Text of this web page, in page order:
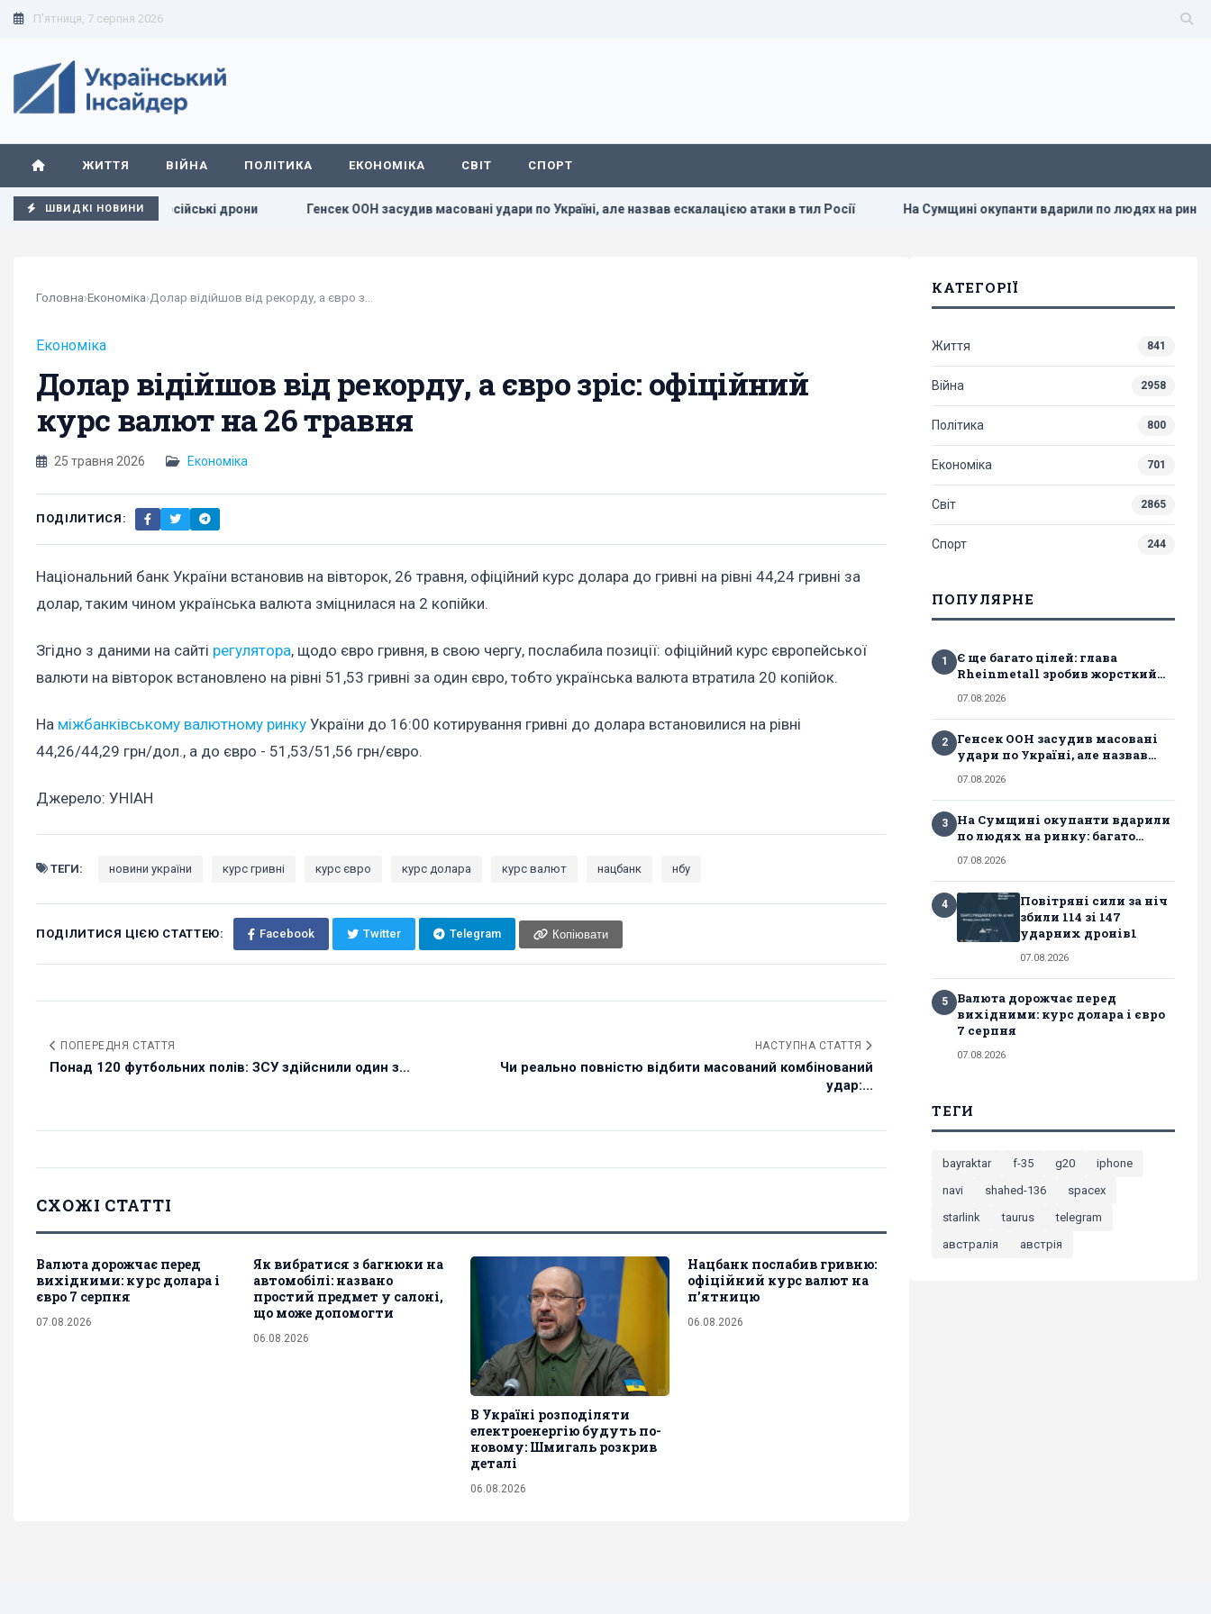
П'ятниця, 7 серпня 2026
ЖИТТЯ ВІЙНА ПОЛІТИКА ЕКОНОМІКА СВІТ СПОРТ
ШВИДКІ НОВИНИ
прогноз про російські дрони Генсек ООН засудив масовані удари по Україні, але назвав ескалацією атаки в тил Росії На Сумщині окупанти вдарили по людях на ринку:
Головна›Економіка›
Економіка
Долар відійшов від рекорду, а євро зріс: офіційний
курс валют на 26 травня
25 травня 2026 Економіка
ПОДІЛИТИСЯ:
Національний банк України встановив на вівторок, 26 травня, офіційний курс долара до гривні на рівні 44,24 гривні за
долар, таким чином українська валюта зміцнилася на 2 копійки.
Згідно з даними на сайті регулятора, щодо євро гривня, в свою чергу, послабила позиції: офіційний курс європейської
валюти на вівторок встановлено на рівні 51,53 гривні за один євро, тобто українська валюта втратила 20 копійок.
На міжбанківському валютному ринку України до 16:00 котирування гривні до долара встановилися на рівні
44,26/44,29 грн/дол., а до євро - 51,53/51,56 грн/євро.
Джерело: УНІАН
ТЕГИ: новини україни курс гривні курс євро курс долара курс валют нацбанк нбу
ПОДІЛИТИСЯ ЦІЄЮ СТАТТЕЮ: Facebook Twitter Telegram Копіювати
ПОПЕРЕДНЯ СТАТТЯ
Понад 120 футбольних полів: ЗСУ здійснили один з...
НАСТУПНА СТАТТЯ
Чи реально повністю відбити масований комбінований
удар:...
СХОЖІ СТАТТІ
Валюта дорожчає перед
вихідними: курс долара і
євро 7 серпня
07.08.2026
Як вибратися з багнюки на
автомобілі: названо
простий предмет у салоні,
що може допомогти
06.08.2026
В Україні розподіляти
електроенергію будуть по-
новому: Шмигаль розкрив
деталі
06.08.2026
Нацбанк послабив гривню:
офіційний курс валют на
п’ятницю
06.08.2026
КАТЕГОРІЇ
Життя 841
Війна 2958
Політика 800
Економіка 701
Світ 2865
Спорт 244
ПОПУЛЯРНЕ
1
Є ще багато цілей: глава
Rheinmetall зробив жорсткий...
07.08.2026
2
Генсек ООН засудив масовані
удари по Україні, але назвав...
07.08.2026
3
На Сумщині окупанти вдарили
по людях на ринку: багато...
07.08.2026
4
Повітряні сили за ніч
збили 114 зі 147
ударних дронів1
07.08.2026
5
Валюта дорожчає перед
вихідними: курс долара і євро
7 серпня
07.08.2026
ТЕГИ
bayraktar f-35 g20
iphone
navi
shahed-136
spacex
starlink
taurus
telegram
австралія
австрія